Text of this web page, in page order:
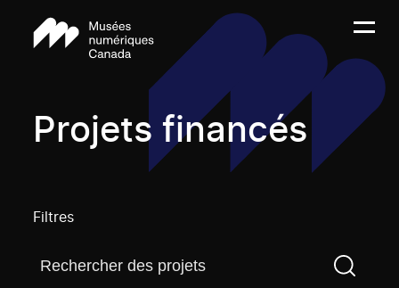
Projets financés
Filtres
Trouvez un projetVous devez saisir un terme de